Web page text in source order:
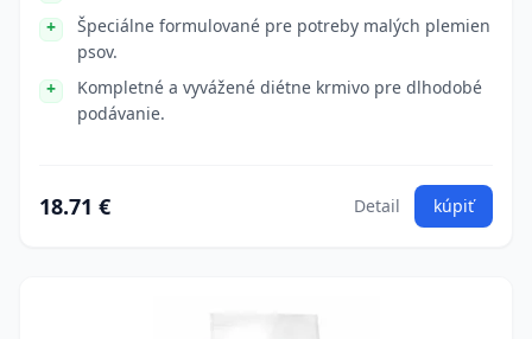
Špeciálne formulované pre potreby malých plemien
psov.
Kompletné a vyvážené diétne krmivo pre dlhodobé
podávanie.
18.71 € Detail kúpiť